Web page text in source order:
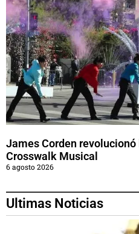
James Corden
Crosswalk Musical
6 agosto 2026
Ultimas Noticias